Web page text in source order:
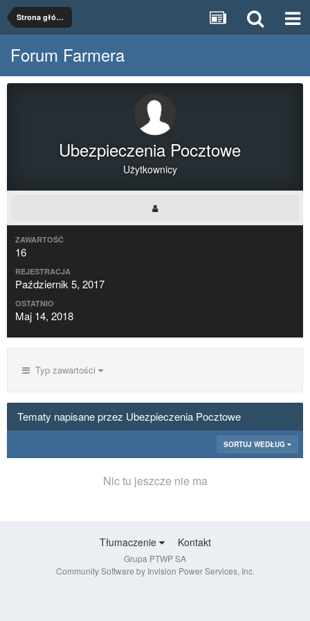
Strona główna
Forum Farmera
Ubezpieczenia Pocztowe
Użytkownicy
ZAWARTOŚĆ
16
REJESTRACJA
Październik 5, 2017
OSTATNIO
Maj 14, 2018
Typ zawartości
Tematy napisane przez Ubezpieczenia Pocztowe
SORTUJ WEDŁUG
Nic tu jeszcze nie ma
Tłumaczenie Kontakt
Grupa PTWP SA
Community Software by Invision Power Services, Inc.